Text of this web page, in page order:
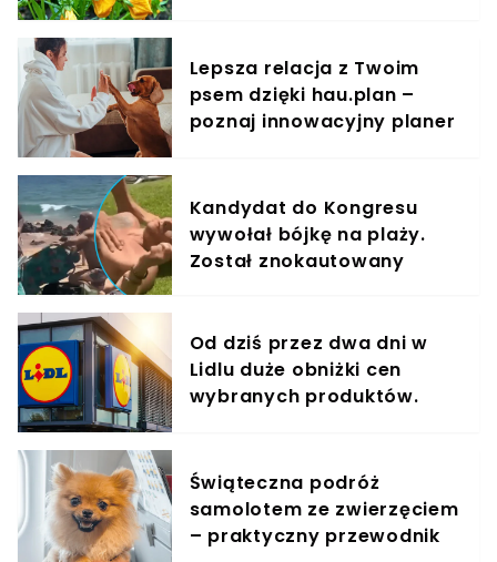
Lepsza relacja z Twoim
psem dzięki hau.plan –
poznaj innowacyjny planer
Kandydat do Kongresu
wywołał bójkę na plaży.
Został znokautowany
Od dziś przez dwa dni w
Lidlu duże obniżki cen
wybranych produktów.
Świąteczna podróż
samolotem ze zwierzęciem
– praktyczny przewodnik